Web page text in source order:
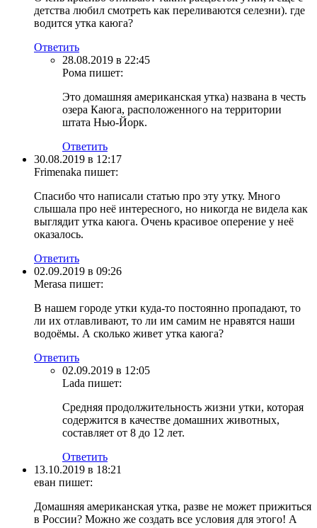
детства любил смотреть как переливаются селезни). где
водится утка каюга?
Ответить
28.08.2019 в 22:45
Рома пишет:
Это домашняя американская утка) названа в честь
озера Каюга, расположенного на территории
штата Нью-Йорк.
Ответить
30.08.2019 в 12:17
Frimenaka пишет:
Спасибо что написали статью про эту утку. Много
слышала про неё интересного, но никогда не видела как
выглядит утка каюга. Очень красивое оперение у неё
оказалось.
Ответить
02.09.2019 в 09:26
Merasa пишет:
В нашем городе утки куда-то постоянно пропадают, то
ли их отлавливают, то ли им самим не нравятся наши
водоёмы. А сколько живет утка каюга?
Ответить
02.09.2019 в 12:05
Lada пишет:
Средняя продолжительность жизни утки, которая
содержится в качестве домашних животных,
составляет от 8 до 12 лет.
Ответить
13.10.2019 в 18:21
еван пишет:
Домашняя американская утка, разве не может прижиться
в России? Можно же создать все условия для этого! А